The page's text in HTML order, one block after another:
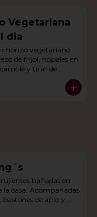
Vegetariana
dia
chorizo vegetariano
de frijol, nopales en
y tiras de
bañadas en
la casa. Acompañadas
bastones de apio y